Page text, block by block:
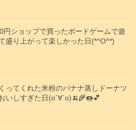
円ショップで買ったボードゲームで遊
盛り上がって楽しかった日(*^O^*)
ってくれた米粉のバナナ蒸しドーナツ
いしすぎた日(о´∀`о)🍌🌾🍩💕